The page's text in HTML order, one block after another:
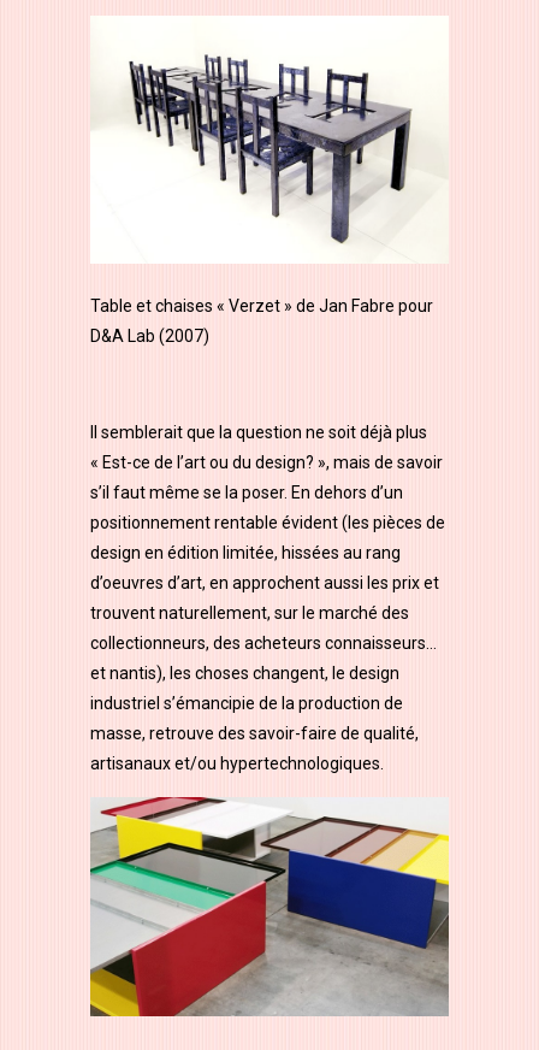
Table et chaises « Verzet » de Jan Fabre pour
D&A Lab (2007)
Il semblerait que la question ne soit déjà plus
« Est-ce de l’art ou du design? », mais de savoir
s’il faut même se la poser. En dehors d’un
positionnement rentable évident (les pièces de
design en édition limitée, hissées au rang
d’oeuvres d’art, en approchent aussi les prix et
trouvent naturellement, sur le marché des
collectionneurs, des acheteurs connaisseurs…
et nantis), les choses changent, le design
industriel s’émancipie de la production de
masse, retrouve des savoir-faire de qualité,
artisanaux et/ou hypertechnologiques.